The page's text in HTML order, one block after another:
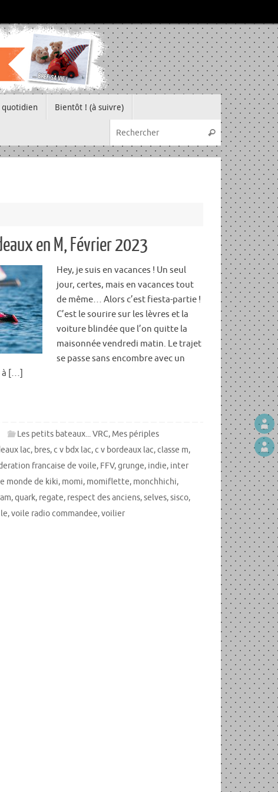
quotidien Bientôt ! (à suivre)
Recherche
Rechercher
en M, Février 2023
Hey, je suis en vacances ! Un seul
jour, certes, mais en vacances tout
de même… Alors c’est fiesta-partie !
C’est le sourire sur les lèvres et la
voiture blindée que l’on quitte la
maisonnée vendredi matin. Le trajet
se passe sans encombre avec un
à […]
Les petits bateaux... VRC, Mes périples
lac, bres,c v bdx lac,c v bordeaux lac,classe m,
francaise de voile, FFV,grunge, indie, inter
monde de kiki, momi, momiflette, monchhichi,
,quark, regate, respect des anciens,selves,sisco,
,voile radio commandee,voilier